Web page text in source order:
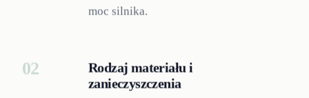
moc silnika.
02 Rodzaj materiału i
zanieczyszczenia